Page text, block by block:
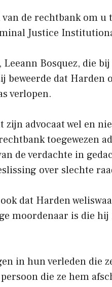
de rechtbank om
Justice
Bosquez, die
beweerde dat Harden
verlopen.
zijn advocaat wel en
toegewezen
de verdachte in
over slechte
dat Harden
moordenaar is die
in hun verleden die
die ze hem